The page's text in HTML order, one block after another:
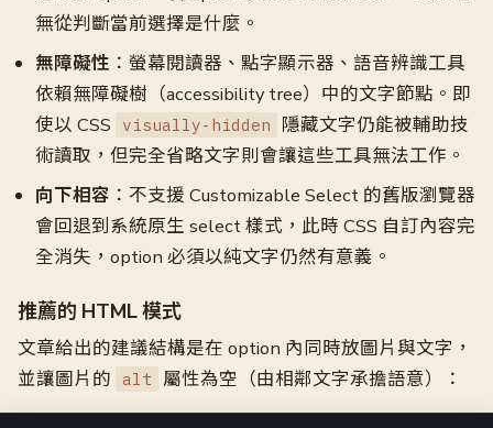
無從判斷當前選擇是什麼。
無障礙性 ：螢幕閱讀器、點字顯示器、語音辨識工具
依賴無障礙樹（accessibility tree）中的文字節點。即
使以 CSS
visually-hidden
隱藏文字仍能被輔助技
術讀取，但完全省略文字則會讓這些工具無法工作。
向下相容 ：不支援 Customizable Select 的舊版瀏覽器
會回退到系統原生 select 樣式，此時 CSS 自訂內容完
全消失，option 必須以純文字仍然有意義。
推薦的 HTML 模式
文章給出的建議結構是在 option 內同時放圖片與文字，
並讓圖片的 alt 屬性為空（由相鄰文字承擔語意）：